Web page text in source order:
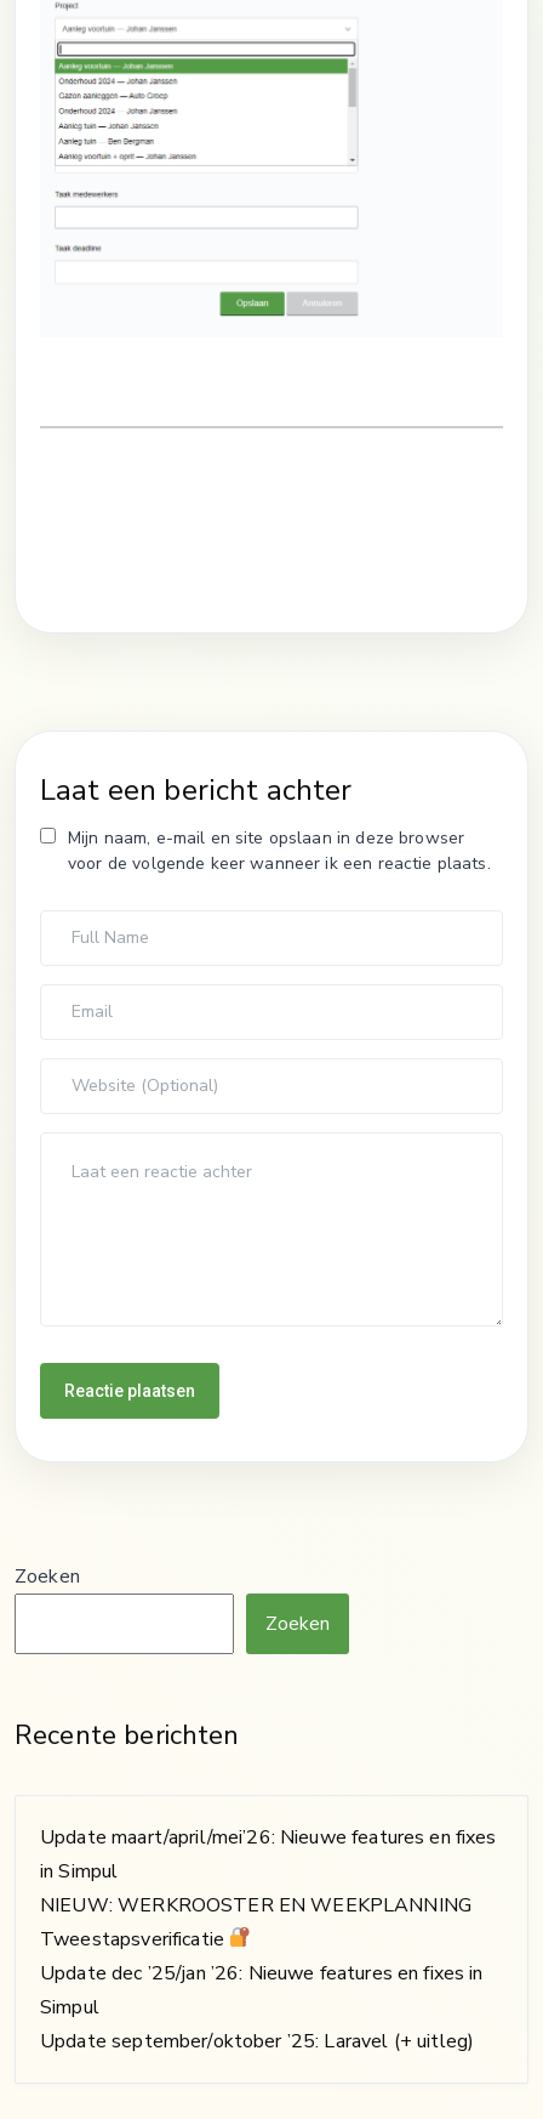
Laat een bericht achter
Mijn naam, e-mail en site opslaan in deze browser
voor de volgende keer wanneer ik een reactie plaats.
Zoeken
Zoeken
Recente berichten
Update maart/april/mei’26: Nieuwe features en fixes
in Simpul
NIEUW: WERKROOSTER EN WEEKPLANNING
Tweestapsverificatie
Update dec ’25/jan ’26: Nieuwe features en fixes in
Simpul
Update september/oktober ’25: Laravel (+ uitleg)